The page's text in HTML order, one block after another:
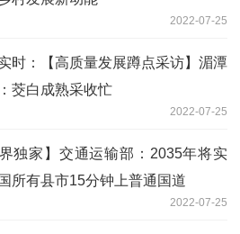
2022-07-25
时：【高质量发展蹲点采访】湄潭
茭白成熟采收忙
2022-07-25
界独家】交通运输部：2035年将实
所有县市15分钟上普通国道
2022-07-25